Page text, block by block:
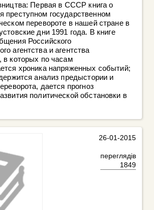
Первая в СССР книга о
преступном государственном
перевороте в нашей стране в
дни 1991 года. В книге
Российского
агентства и агентства
которых по часам
хроника напряженных событий;
анализ предыстории и
дается прогноз
политической обстановки в
26-01-2015
переглядів
1849